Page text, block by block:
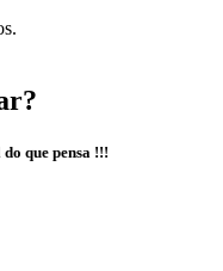
que pensa !!!